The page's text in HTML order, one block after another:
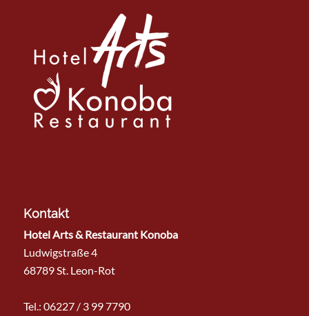
Kontakt
Hotel Arts & Restaurant Konoba
Ludwigstraße 4
68789 St. Leon-Rot
Tel.: 06227 / 3 99 7790